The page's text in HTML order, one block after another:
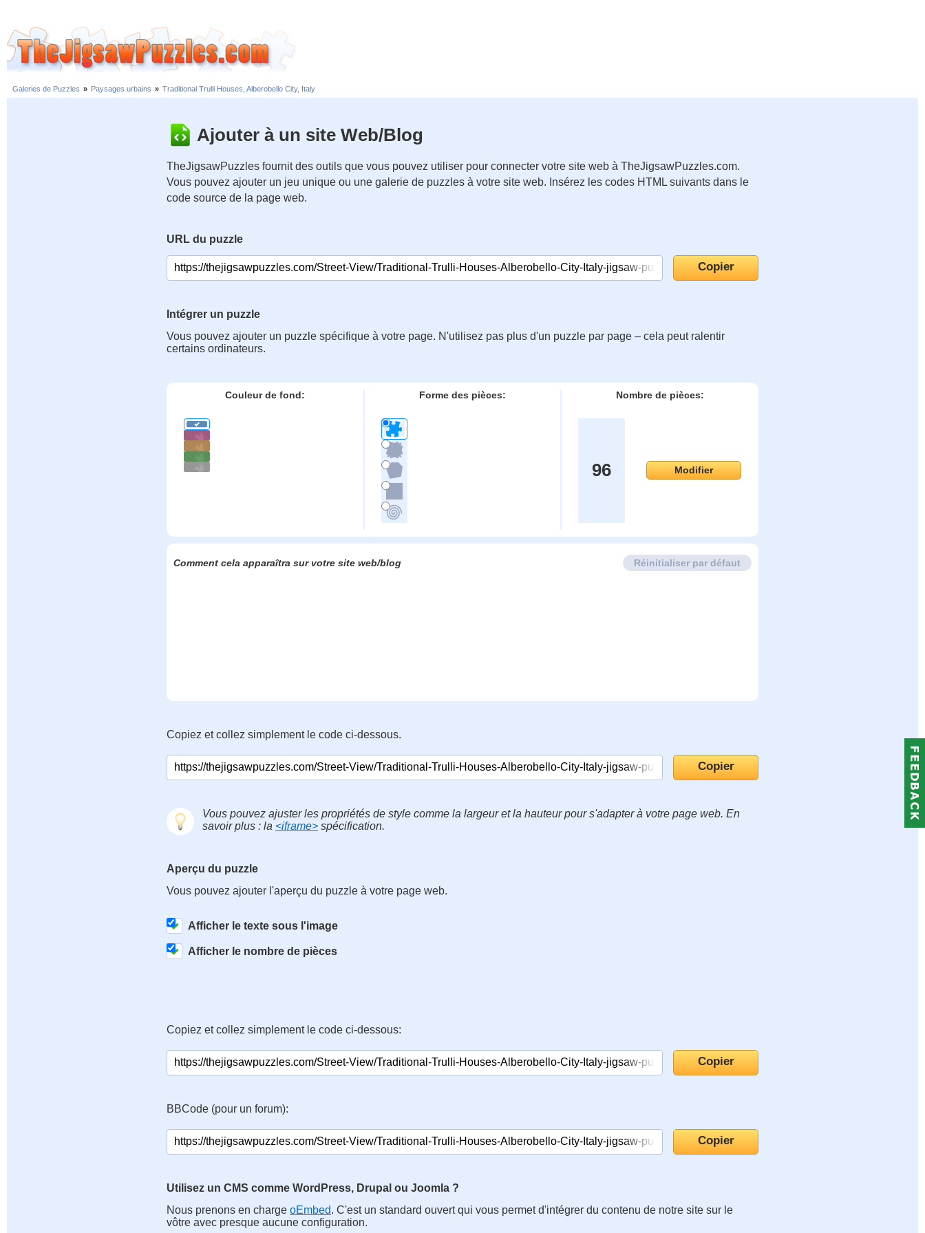
Galeries de Puzzles » Paysages urbains » Traditional Trulli Houses, Alberobello City, Italy
Ajouter à un site Web/Blog
TheJigsawPuzzles fournit des outils que vous pouvez utiliser pour connecter votre site web à TheJigsawPuzzles.com.
Vous pouvez ajouter un jeu unique ou une galerie de puzzles à votre site web. Insérez les codes HTML suivants dans le
code source de la page web.
URL du puzzle
Intégrer un puzzle
Vous pouvez ajouter un puzzle spécifique à votre page. N'utilisez pas plus d'un puzzle par page – cela peut ralentir
certains ordinateurs.
Couleur de fond: Forme des pièces: Nombre de pièces:
96 Modifier
Comment cela apparaîtra sur votre site web/blog Réinitialiser par défaut
Copiez et collez simplement le code ci-dessous.
Vous pouvez ajuster les propriétés de style comme la largeur et la hauteur pour s'adapter à votre page web. En
savoir plus : la <iframe> spécification.
Aperçu du puzzle
Vous pouvez ajouter l'aperçu du puzzle à votre page web.
Afficher le texte sous l'image
Afficher le nombre de pièces
Copiez et collez simplement le code ci-dessous:
BBCode (pour un forum):
Utilisez un CMS comme WordPress, Drupal ou Joomla ?
Nous prenons en charge oEmbed. C'est un standard ouvert qui vous permet d'intégrer du contenu de notre site sur le
vôtre avec presque aucune configuration.